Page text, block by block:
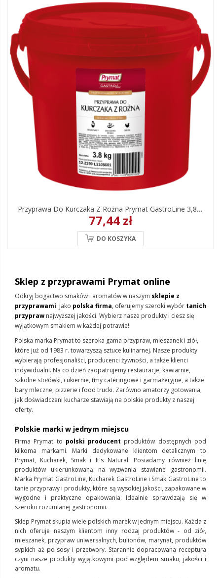
Przyprawa Do Kurczaka Z Rożna Prymat GastroLine 3,8 Kg
77,44 zł
DO KOSZYKA
Sklep z przyprawami Prymat online
Odkryj bogactwo smaków i aromatów w naszym sklepie z
przyprawami. Jako polska firma, oferujemy szeroki wybór tanich
przypraw najwyższej jakości. Wybierz nasze produkty i ciesz się
wyjątkowym smakiem w każdej potrawie!
Polska marka Prymat to szeroka gama przypraw, mieszanek i ziół,
które już od 1983 r. towarzyszą sztuce kulinarnej. Nasze produkty
wybierają profesjonaliści, producenci żywności, a także klienci
indywidualni. Na co dzień zaopatrujemy restauracje, kawiarnie,
szkolne stołówki, cukiernie, firmy cateringowe i garmażeryjne, a także
bary mleczne, pizzerie i food trucki. Zarówno amatorzy gotowania,
jak doświadczeni kucharze stawiają na polskie produkty z naszej
oferty.
Polskie marki w jednym miejscu
Firma Prymat to polski producent produktów dostępnych pod
kilkoma markami. Marki dedykowane klientom detalicznym to
Prymat, Kucharek, Smak i It's Natural. Posiadamy również linię
produktów ukierunkowaną na wyzwania stawiane gastronomii.
Marka Prymat GastroLine, Kucharek GastroLine i Smak GastroLine to
tanie przyprawy i produkty, które są wysokiej jakości, zapakowane w
wygodne i praktyczne opakowania. Idealnie sprawdzają się w
szeroko rozumianej gastronomii.
Sklep Prymat skupia wiele polskich marek w jednym miejscu. Każda z
nich oferuje naszym klientom inny rodzaj produktów - od ziół,
mieszanek, przypraw uniwersalnych, bulionów, marynat, produktów
sypkich aż po sosy i przetwory. Starannie dopracowana receptura
czyni nasze produkty wyjątkowymi pod względem smaku, jakości i
aromatu.